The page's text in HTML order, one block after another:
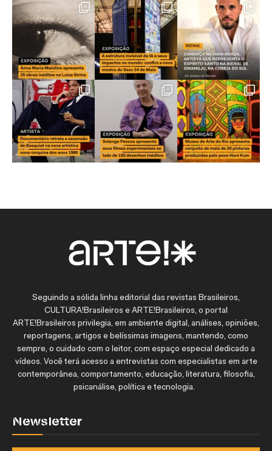
Seguindo a sólida linha editorial das revistas Brasileiros,
CULTURA!Brasileiros e ARTE!Brasileiros, o portal
ARTE!Brasileiros privilegia, em ambiente digital, análises, opiniões,
reportagens, artigos e belíssimas imagens, mantendo, como
sempre, o cuidado com o leitor, com espaço especial dedicado a
vídeos. Você terá acesso a entrevistas com especialistas em arte
contemporânea, comportamento, educação, literatura, filosofia,
psicanálise, política e tecnologia.
Newsletter